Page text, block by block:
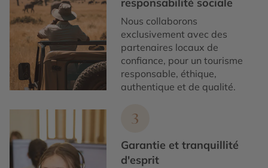
Nous collaborons
exclusivement avec des
partenaires locaux de
confiance, pour un tourisme
responsable, éthique,
authentique et de qualité.
3
Garantie et tranquillité
d'esprit